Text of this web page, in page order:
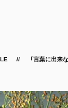
「言葉に出